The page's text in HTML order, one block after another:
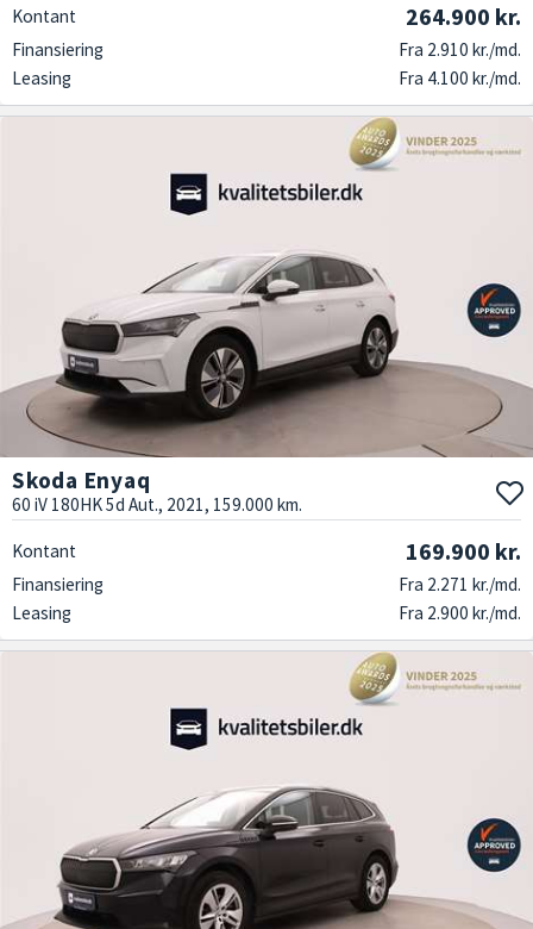
Kontant 264.900 kr.
Finansiering
Fra 2.910 kr./md.
Leasing
Fra 4.100 kr./md.
Skoda Enyaq
60 iV 180HK 5d Aut., 2021, 159.000 km.
Kontant 169.900 kr.
Finansiering
Fra 2.271 kr./md.
Leasing
Fra 2.900 kr./md.